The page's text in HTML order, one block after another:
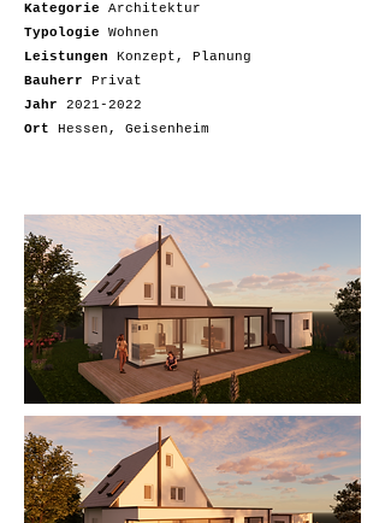
Kategorie Architektur
Typologie Wohnen
Leistungen Konzept, Planung
Bauherr Privat
Jahr
2021-2022
Ort Hessen, Geisenheim